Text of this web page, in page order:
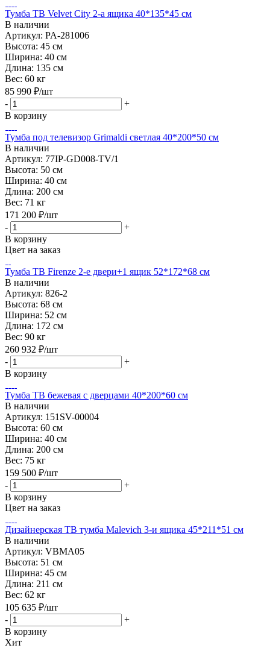
Тумба ТВ Velvet City 2-а ящика 40*135*45 см
В наличии
Артикул: PA-281006
Высота: 45 см
Ширина: 40 см
Длина: 135 см
Вес: 60 кг
85 990 ₽/шт
-
+
В корзину
Тумба под телевизор Grimaldi светлая 40*200*50 см
В наличии
Артикул: 77IP-GD008-TV/1
Высота: 50 см
Ширина: 40 см
Длина: 200 см
Вес: 71 кг
171 200 ₽/шт
-
+
В корзину
Цвет на заказ
Тумба ТВ Firenze 2-е двери+1 ящик 52*172*68 см
В наличии
Артикул: 826-2
Высота: 68 см
Ширина: 52 см
Длина: 172 см
Вес: 90 кг
260 932 ₽/шт
-
+
В корзину
Тумба ТВ бежевая с дверцами 40*200*60 см
В наличии
Артикул: 151SV-00004
Высота: 60 см
Ширина: 40 см
Длина: 200 см
Вес: 75 кг
159 500 ₽/шт
-
+
В корзину
Цвет на заказ
Дизайнерская ТВ тумба Malevich 3-и ящика 45*211*51 см
В наличии
Артикул: VBMA05
Высота: 51 см
Ширина: 45 см
Длина: 211 см
Вес: 62 кг
105 635 ₽/шт
-
+
В корзину
Хит